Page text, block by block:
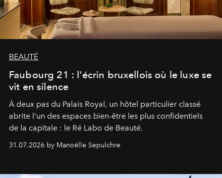
BEAUTÉ
Faubourg 21 : l'écrin bruxellois où le luxe se
vit en silence
À deux pas du Palais Royal, un hôtel particulier classé
abrite l'un des espaces bien-être les plus confidentiels
de la capitale : le Ré Labo de Beauté.
31.07.2026 by Manoëlle Sepulchre